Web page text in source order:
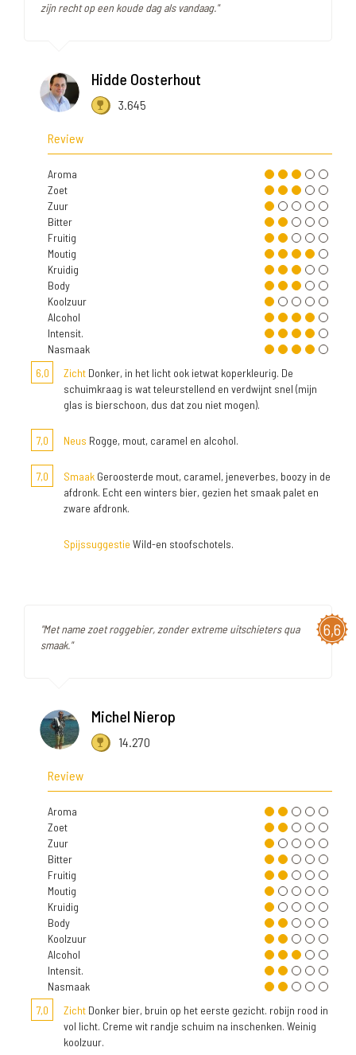
zijn recht op een koude dag als vandaag."
Hidde Oosterhout
3.645
Review
Aroma
Zoet
Zuur
Bitter
Fruitig
Moutig
Kruidig
Body
Koolzuur
Alcohol
Intensit.
Nasmaak
6,0
Zicht Donker, in het licht ook ietwat koperkleurig. De
schuimkraag is wat teleurstellend en verdwijnt snel (mijn
glas is bierschoon, dus dat zou niet mogen).
7,0 Neus Rogge, mout, caramel en alcohol.
7,0 Smaak Geroosterde mout, caramel, jeneverbes, boozy in de
afdronk. Echt een winters bier, gezien het smaak palet en
zware afdronk.
Spijssuggestie Wild-en stoofschotels.
6,6
"Met name zoet roggebier, zonder extreme uitschieters qua
smaak."
Michel Nierop
14.270
Review
Aroma
Zoet
Zuur
Bitter
Fruitig
Moutig
Kruidig
Body
Koolzuur
Alcohol
Intensit.
Nasmaak
7,0
Zicht Donker bier, bruin op het eerste gezicht. robijn rood in
vol licht. Creme wit randje schuim na inschenken. Weinig
koolzuur.